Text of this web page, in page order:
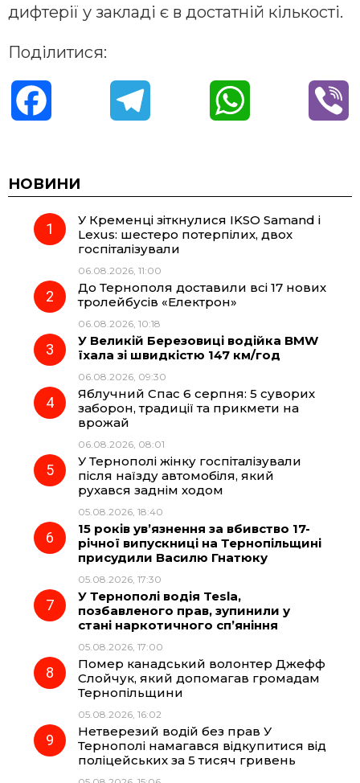
дифтерії у закладі є в достатній кількості.
Поділитися:
c
e
o
o
e
r
a
m
t
p
НОВИНИ
У Кременці зіткнулися IKSO Samand і
Lexus: шестеро потерпілих, двох
госпіталізували
06.08.2026, 11:00
До Тернополя доставили всі 17 нових
тролейбусів «Електрон»
06.08.2026, 10:18
У Великій Березовиці водійка BMW
їхала зі швидкістю 147 км/год
06.08.2026, 09:30
Яблучний Спас 6 серпня: 5 суворих
заборон, традиції та прикмети на
врожай
06.08.2026, 08:01
У Тернополі жінку госпіталізували
після наїзду автомобіля, який
рухався заднім ходом
05.08.2026, 18:40
15 років ув’язнення за вбивство 17-
річної випускниці на Тернопільщині
присудили Василю Гнатюку
05.08.2026, 17:30
У Тернополі водія Tesla,
позбавленого прав, зупинили у
стані наркотичного сп’яніння
05.08.2026, 17:00
Помер канадський волонтер Джефф
Слойчук, який допомагав громадам
Тернопільщини
05.08.2026, 16:02
Нетверезий водій без прав У
Тернополі намагався відкупитися від
поліцейських за 5 тисяч гривень